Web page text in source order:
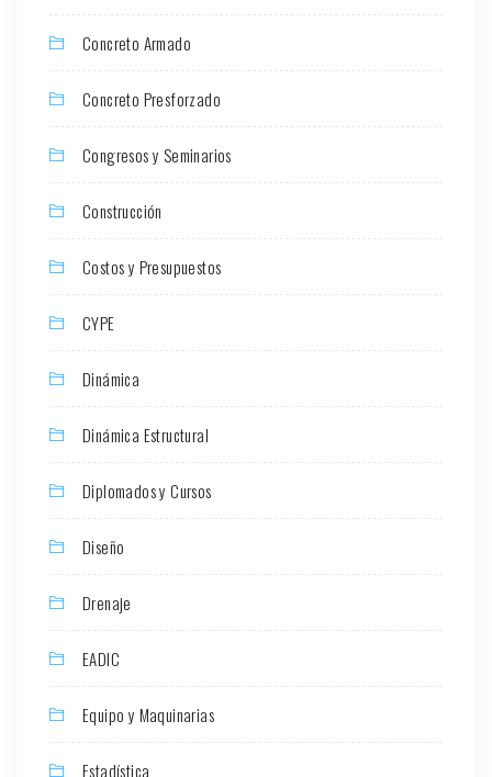
Concreto Armado
Concreto Presforzado
Congresos y Seminarios
Construcción
Costos y Presupuestos
CYPE
Dinámica
Dinámica Estructural
Diplomados y Cursos
Diseño
Drenaje
EADIC
Equipo y Maquinarias
Estadística